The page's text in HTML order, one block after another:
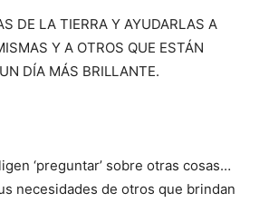
DE LA TIERRA Y AYUDARLAS A
Y A OTROS QUE ESTÁN
DÍA MÁS BRILLANTE.
‘preguntar’ sobre otras cosas…
necesidades de otros que brindan